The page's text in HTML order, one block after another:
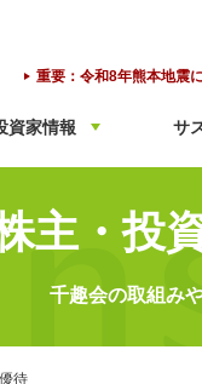
重要：令和8年熊本地震
資家情報 サ
主・投
千趣会の取組み
待